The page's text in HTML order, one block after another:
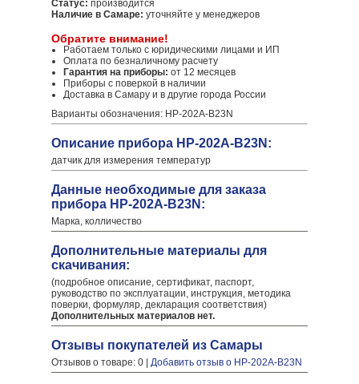
Статус: производится
Наличие в Самаре: уточняйте у менеджеров
Обратите внимание!
Работаем только с юридическими лицами и ИП
Оплата по безналичному расчету
Гарантия на приборы: от 12 месяцев
Приборы с поверкой в наличии
Доставка в Самару и в другие города России
Варианты обозначения: HP-202A-B23N
Описание прибора HP-202A-B23N:
датчик для измерения температур
Данные необходимые для заказа
прибора HP-202A-B23N:
Марка, колличество
Дополнительные материалы для
скачивания:
(подробное описание, сертификат, паспорт,
руководство по эксплуатации, инструкция, методика
поверки, формуляр, декларация соответствия)
Дополнительных материалов нет.
Отзывы покупателей из Самары
Отзывов о товаре: 0 | Добавить отзыв о HP-202A-B23N